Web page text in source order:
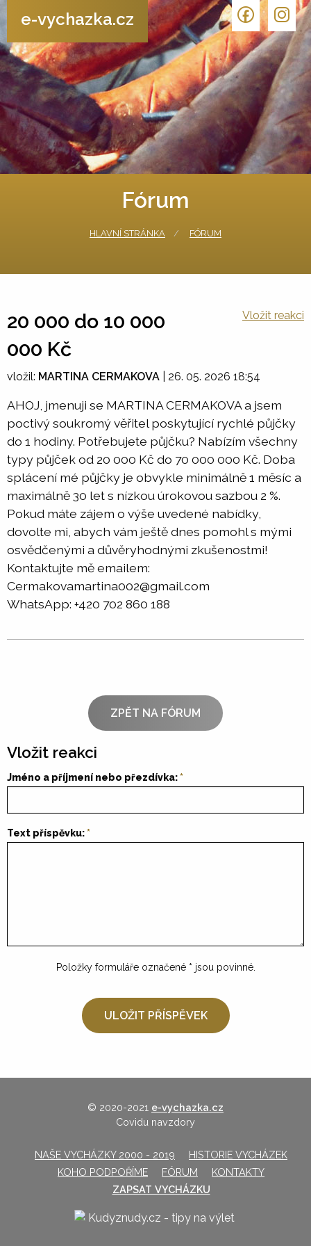
e-vychazka.cz
Fórum
HLAVNÍ STRÁNKA FÓRUM
20 000 do 10 000
000 Kč
Vložit reakci
vložil: MARTINA CERMAKOVA 26. 05. 2026 18:54
AHOJ, jmenuji se MARTINA CERMAKOVA a jsem
poctivý soukromý věřitel poskytující rychlé půjčky
do 1 hodiny. Potřebujete půjčku? Nabízím všechny
typy půjček od 20 000 Kč do 70 000 000 Kč. Doba
splácení mé půjčky je obvykle minimálně 1 měsíc a
maximálně 30 let s nízkou úrokovou sazbou 2 %.
Pokud máte zájem o výše uvedené nabídky,
dovolte mi, abych vám ještě dnes pomohl s mými
osvědčenými a důvěryhodnými zkušenostmi!
Kontaktujte mě emailem:
Cermakovamartina002@gmail.com
WhatsApp: +420 702 860 188
ZPĚT NA FÓRUM
Vložit reakci
Jméno a příjmení nebo přezdívka:
Text příspěvku:
Položky formuláře označené * jsou povinné.
© 2020-2021 e-vychazka.cz
Covidu navzdory
NAŠE VYCHÁZKY 2000 - 2019
HISTORIE VYCHÁZEK
KOHO PODPOŘÍME
FÓRUM
KONTAKTY
ZAPSAT VYCHÁZKU